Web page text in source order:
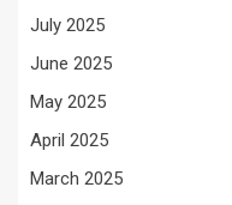
July 2025
June 2025
May 2025
April 2025
March 2025